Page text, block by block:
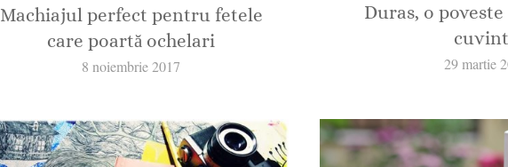
Machiajul perfect pentru fetele
care poartă ochelari
8 noiembrie 2017
Duras, o
29 martie